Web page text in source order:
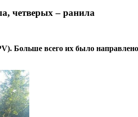
четверых – ранила
Больше всего их было